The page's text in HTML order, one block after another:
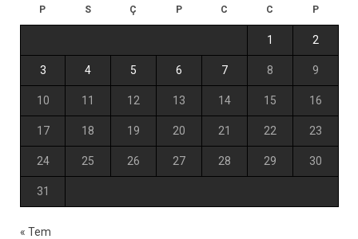
P S Ç P C C P
1 2
3 4 5 6 7 8 9
10 11 12 13 14 15 16
17 18 19 20 21 22 23
24 25 26 27 28 29 30
31
« Tem